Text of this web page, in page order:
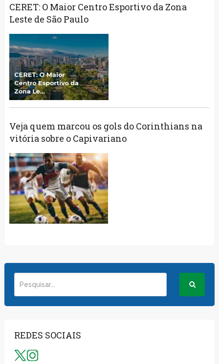
CERET: O Maior Centro Esportivo da Zona
Leste de São Paulo
Veja quem marcou os gols do Corinthians na
vitória sobre o Capivariano
REDES SOCIAIS